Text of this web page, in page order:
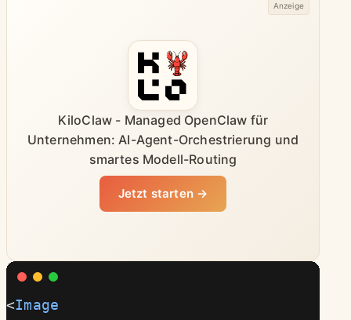
KiloClaw - Managed OpenClaw für
Unternehmen: AI-Agent-Orchestrierung und
smartes Modell-Routing
Jetzt starten →
Anzeige
<Image